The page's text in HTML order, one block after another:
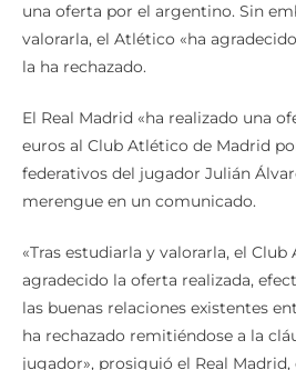
una oferta por el argentino. Sin
valorarla, el Atlético «ha
la ha rechazado.
El Real Madrid «ha realizado una
euros al Club Atlético de Madrid
federativos del jugador Julián
merengue en un comunicado.
«Tras estudiarla y valorarla, el
agradecido la oferta realizada,
las buenas relaciones existentes
ha rechazado remitiéndose a la
jugador», prosiguió el Real